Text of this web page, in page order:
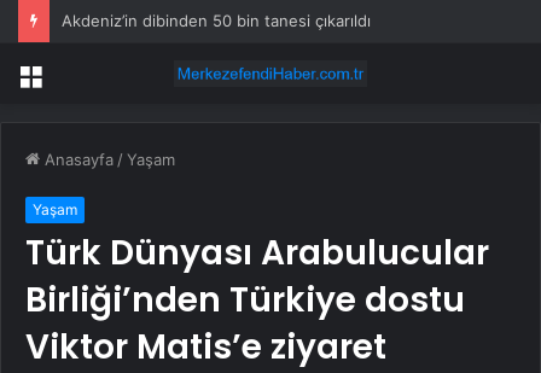
Akdeniz’in dibinden 50 bin tanesi çıkarıldı
Menü
Anasayfa /Yaşam
Yaşam
Türk Dünyası Arabulucular
Birliği’nden Türkiye dostu
Viktor Matis’e ziyaret